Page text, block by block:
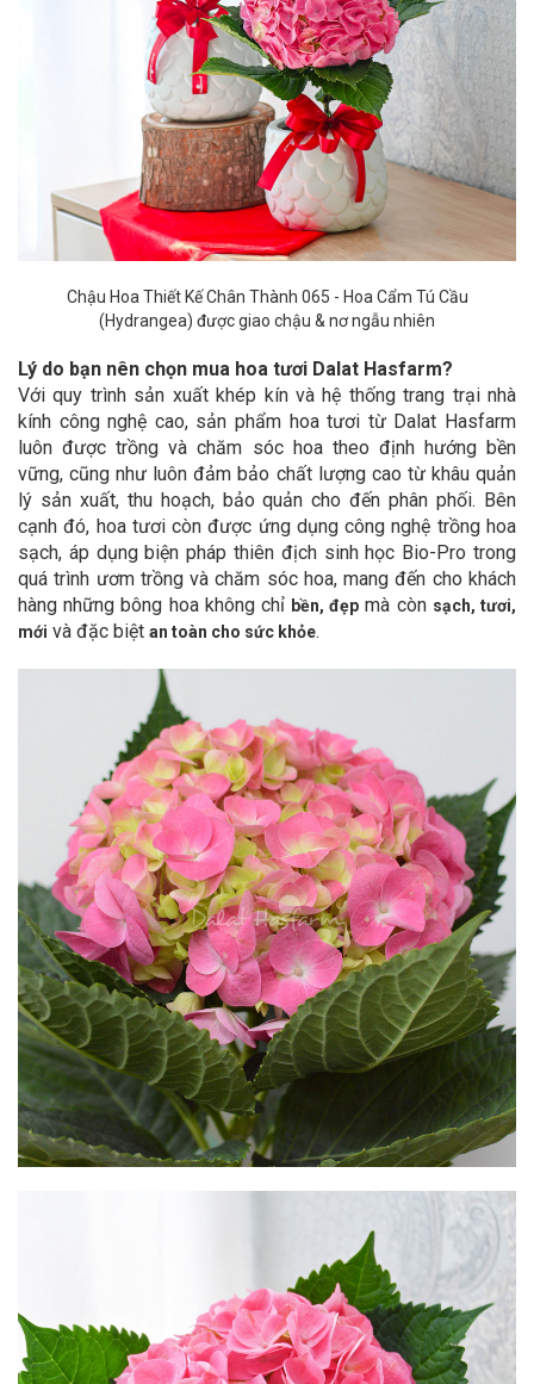
Chậu Hoa Thiết Kế Chân Thành 065 - Hoa Cẩm Tú Cầu
(Hydrangea) được giao chậu & nơngẫu nhiên
Lý do bạn nên chọn mua hoa tươi Dalat Hasfarm?
Với quy trình sản xuất khép kín và hệ thống trang trại nhà
kính công nghệ cao, sản phẩm hoa tươi từ Dalat Hasfarm
luôn được trồng và chăm sóc hoa theo định hướng bền
vững, cũng như luôn đảm bảo chất lượng cao từ khâu quản
lý sản xuất, thu hoạch, bảo quản cho đến phân phối. Bên
cạnh đó, hoa tươi còn được ứng dụng công nghệ trồng hoa
sạch, áp dụng biện pháp thiên địch sinh học Bio-Pro trong
quá trình ươm trồng và chăm sóc hoa, mang đến cho khách
hàng những bông hoa không chỉ bền, đẹp mà còn sạch, tươi,
mới và đặc biệt an toàn cho sức khỏe.